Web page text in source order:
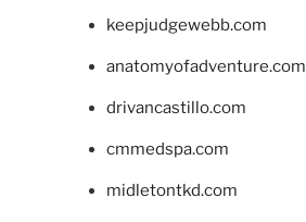
keepjudgewebb.com
anatomyofadventure.com
drivancastillo.com
cmmedspa.com
midletontkd.com